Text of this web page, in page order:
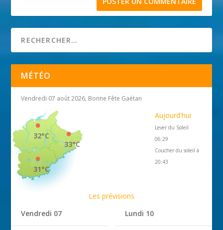
MÉTÉO
Vendredi 07 août 2026, Bonne Fête Gaétan
33°C
32°C
31°C
Aujourd'hui
Lever du Soleil
06:29
Coucher du soleil à
20:43
Les prévisions
Vendredi 07
Lundi 10